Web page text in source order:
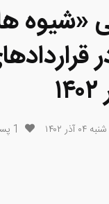
شنبه ۰۴ آذر ۱۴۰۲ 1